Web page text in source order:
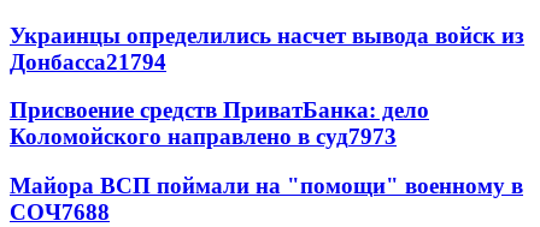
Украинцы определились насчет вывода войск из
Донбасса21794
Присвоение средств ПриватБанка: дело
Коломойского направлено в суд7973
Майора ВСП поймали на "помощи" военному в
СОЧ7688